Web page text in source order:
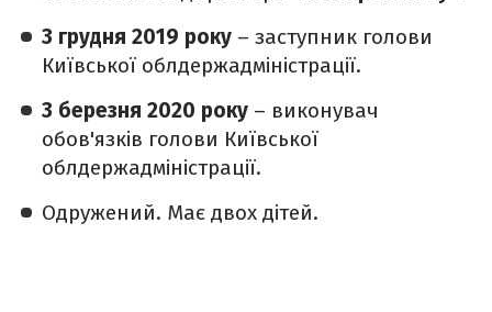
З грудня 2019 року – заступник голови
Київської облдержадміністрації.
З березня 2020 року – виконувач
обов'язків голови Київської
облдержадміністрації.
Одружений. Має двох дітей.